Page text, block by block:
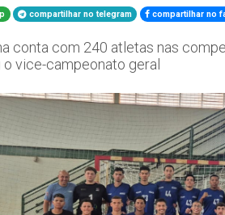
compartilhar no telegram compartilhar no
conta com 240 atletas nas
vice-campeonato geral